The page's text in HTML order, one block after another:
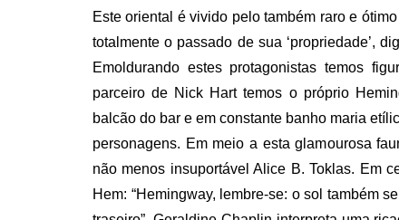
Este oriental é vivido pelo também raro e
totalmente o passado de sua ‘propriedade’,
Emoldurando estes protagonistas temos
parceiro de Nick Hart temos o próprio
balcão do bar e em constante banho maria
personagens. Em meio a esta glamourosa
não menos insuportável Alice B. Toklas. Em
Hem: “Hemingway, lembre-se: o sol também